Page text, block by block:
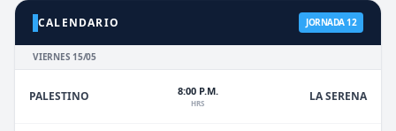
CALENDARIO JORNADA 12
VIERNES 15/05
PALESTINO 8:00 P.M.
HRS LA SERENA